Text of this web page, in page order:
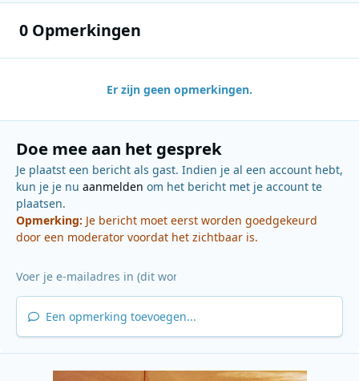
0 Opmerkingen
Er zijn geen opmerkingen.
Doe mee aan het gesprek
Je plaatst een bericht als gast. Indien je al een account hebt,
kun je je nu aanmelden om het bericht met je account te
plaatsen.
Opmerking: Je bericht moet eerst worden goedgekeurd
door een moderator voordat het zichtbaar is.
Een opmerking toevoegen...